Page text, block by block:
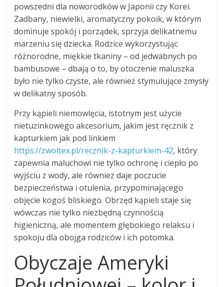
powszedni dla noworodków w Japonii czy Korei.
Zadbany, niewielki, aromatyczny pokoik, w którym
dominuje spokój i porządek, sprzyja delikatnemu
marzeniu się dziecka. Rodzice wykorzystując
różnorodne, miękkie tkaniny – od jedwabnych po
bambusowe – dbają o to, by otoczenie maluszka
było nie tylko czyste, ale również stymulujące zmysły
w delikatny sposób.
Przy kąpieli niemowlęcia, istotnym jest użycie
nietuzinkowego akcesorium, jakim jest ręcznik z
kapturkiem jak pod linkiem
https://zwoltex.pl/recznik-z-kapturkiem-42, który
zapewnia maluchowi nie tylko ochronę i ciepło po
wyjściu z wody, ale również daje poczucie
bezpieczeństwa i otulenia, przypominającego
objęcie kogoś bliskiego. Obrzęd kąpieli staje się
wówczas nie tylko niezbędną czynnością
higieniczną, ale momentem głębokiego relaksu i
spokoju dla obojga rodziców i ich potomka.
Obyczaje Ameryki